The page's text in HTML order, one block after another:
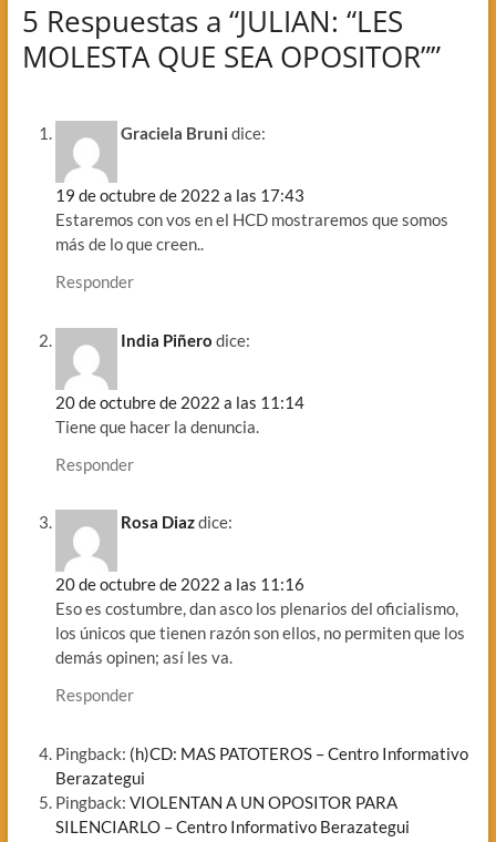
5 Respuestas a “JULIAN: “LES
MOLESTA QUE SEA OPOSITOR””
Graciela Bruni dice:
19 de octubre de 2022 a las 17:43
Estaremos con vos en el HCD mostraremos que somos
más de lo que creen..
Responder
India Piñero dice:
20 de octubre de 2022 a las 11:14
Tiene que hacer la denuncia.
Responder
Rosa Diazdice:
20 de octubre de 2022 a las 11:16
Eso es costumbre, dan asco los plenarios del oficialismo,
los únicos que tienen razón son ellos, no permiten que los
demás opinen; así les va.
Responder
Pingback: (h)CD: MAS PATOTEROS – Centro Informativo
Berazategui
Pingback: VIOLENTAN A UN OPOSITOR PARA
SILENCIARLO – Centro Informativo Berazategui